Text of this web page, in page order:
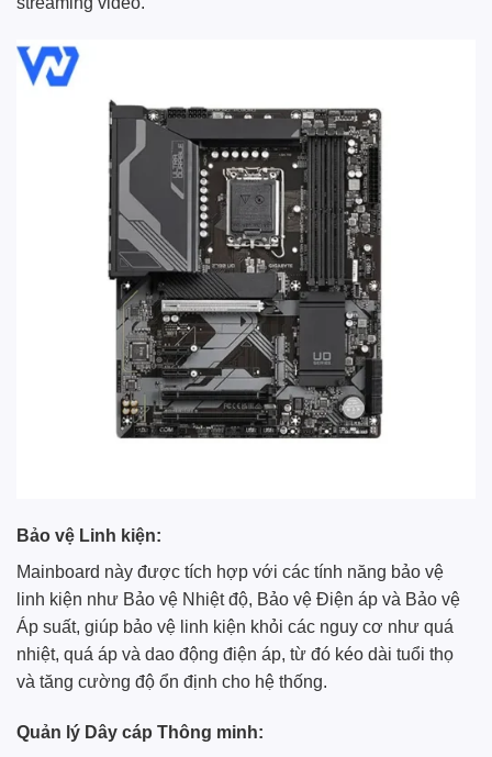
Bảo vệ Linh kiện:
Mainboard này được tích hợp với các tính năng bảo vệ
linh kiện như Bảo vệ Nhiệt độ, Bảo vệ Điện áp và Bảo vệ
Áp suất, giúp bảo vệ linh kiện khỏi các nguy cơ như quá
nhiệt, quá áp và dao động điện áp, từ đó kéo dài tuổi thọ
và tăng cường độ ổn định cho hệ thống.
Quản lý Dây cáp Thông minh: